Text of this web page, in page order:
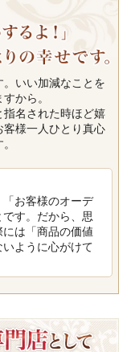
いい加減なことを
から。
名された時ほど嬉
客様一人ひとり真心
お客様のオーデ
す。だから、思
は「商品の価値
ように心がけて